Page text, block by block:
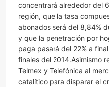
concentrará alrededor del
región, que la tasa
abonados será del 8,84%
y que la penetración por
paga pasará del 22% a
finales del 2014.Asimismo
Telmex y Telefónica al
catalítico para disparar el